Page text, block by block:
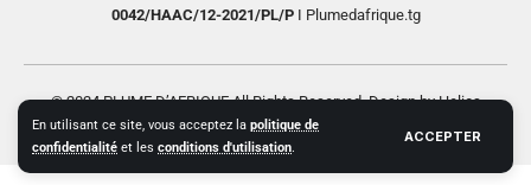
En utilisant ce site, vous acceptez la politique de
confidentialité et les conditions d'utilisation.
ACCEPTER
0042/HAAC/12-2021/PL/PI Plumedafrique.tg
© 2024 PLUME D’AFRIQUE All Rights Reserved. Design by Helios
Creative